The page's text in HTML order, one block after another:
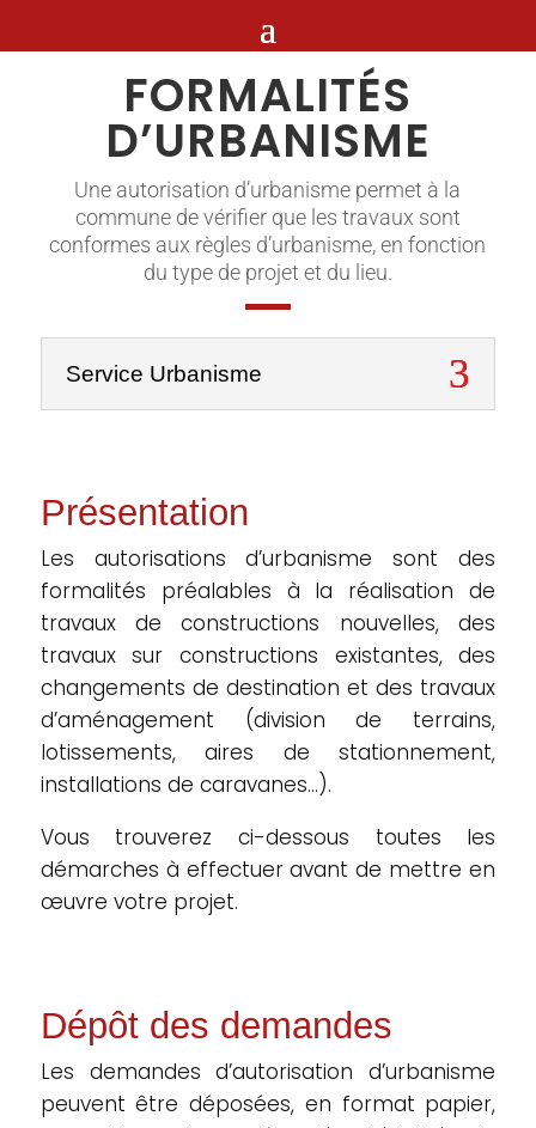
FORMALITÉS
D’URBANISME
Une autorisation d’urbanisme permet à la
commune de vérifier que les travaux sont
conformes aux règles d’urbanisme, en fonction
du type de projet et du lieu.
Service Urbanisme
Présentation
Les autorisations d’urbanisme sont des
formalités préalables à la réalisation de
travaux de constructions nouvelles, des
travaux sur constructions existantes, des
changements de destination et des travaux
d’aménagement (division de terrains,
lotissements, aires de stationnement,
installations de caravanes…).
Vous trouverez ci-dessous toutes les
démarches à effectuer avant de mettre en
œuvre votre projet.
Dépôt des demandes
Les demandes d’autorisation d’urbanisme
peuvent être déposées, en format papier,